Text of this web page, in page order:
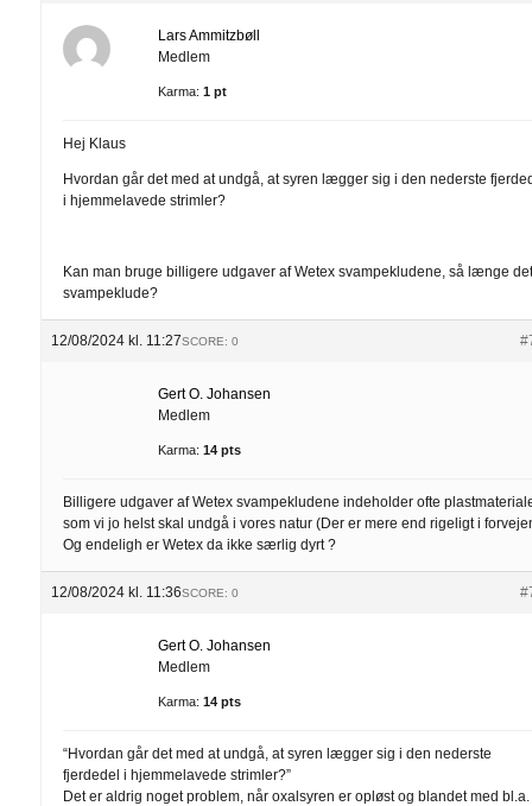
Lars Ammitzbøll
Medlem
Karma: 1 pt
Hej Klaus
Hvordan går det med at undgå, at syren lægger sig i den nederste
i hjemmelavede strimler?
Kan man bruge billigere udgaver af Wetex svampekludene, så længe
svampeklude?
12/08/2024 kl. 11:27SCORE: 0
Gert O. Johansen
Medlem
Karma: 14 pts
Billigere udgaver af Wetex svampekludene indeholder ofte
som vi jo helst skal undgå i vores natur (Der er mere end rigeligt i
Og endeligh er Wetex da ikke særlig dyrt ?
12/08/2024 kl. 11:36SCORE: 0
Gert O. Johansen
Medlem
Karma: 14 pts
“Hvordan går det med at undgå, at syren lægger sig i den nederste
fjerdedel i hjemmelavede strimler?”
Det er aldrig noget problem, når oxalsyren er opløst og blandet med bl.a.